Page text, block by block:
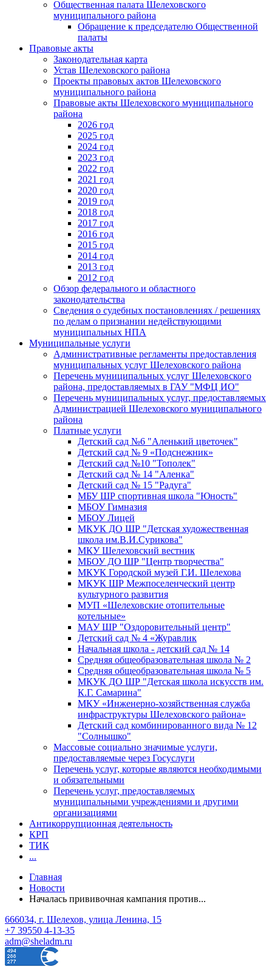
Общественная палата Шелеховского
муниципального района
Обращение к председателю Общественной
палаты
Правовые акты
Законодательная карта
Устав Шелеховского района
Проекты правовых актов Шелеховского
муниципального района
Правовые акты Шелеховского муниципального
района
2026 год
2025 год
2024 год
2023 год
2022 год
2021 год
2020 год
2019 год
2018 год
2017 год
2016 год
2015 год
2014 год
2013 год
2012 год
Обзор федерального и областного
законодательства
Сведения о судебных постановлениях / решениях
по делам о признании недействующими
муниципальных НПА
Муниципальные услуги
Административные регламенты предоставления
муниципальных услуг Шелеховского района
Перечень муниципальных услуг Шелеховского
района, предоставляемых в ГАУ "МФЦ ИО"
Перечень муниципальных услуг, предоставляемых
Администрацией Шелеховского муниципального
района
Платные услуги
Детский сад №6 "Аленький цветочек"
Детский сад № 9 «Подснежник»
Детский сад №10 "Тополек"
Детский сад № 14 "Аленка"
Детский сад № 15 "Радуга"
МБУ ШР спортивная школа "Юность"
МБОУ Гимназия
МБОУ Лицей
МКУК ДО ШР "Детская художественная
школа им.В.И.Сурикова"
МКУ Шелеховский вестник
МБОУ ДО ШР "Центр творчества"
МКУК Городской музей Г.И. Шелехова
МКУК ШР Межпоселенческий центр
культурного развития
МУП «Шелеховские отопительные
котельные»
МАУ ШР "Оздоровительный центр"
Детский сад № 4 «Журавлик
Начальная школа - детский сад № 14
Средняя общеобразовательная школа № 2
Средняя общеобразовательная школа № 5
МКУК ДО ШР "Детская школа искусств им.
К.Г. Самарина"
МКУ «Инженерно-хозяйственная служба
инфраструктуры Шелеховского района»
Детский сад комбинированного вида № 12
"Солнышко"
Массовые социально значимые услуги,
предоставляемые через Госуслуги
Перечень услуг, которые являются необходимыми
и обязательными
Перечень услуг, предоставляемых
муниципальными учреждениями и другими
организациями
Антикоррупционная деятельность
КРП
ТИК
...
Главная
Новости
Началась прививочная кампания против...
666034, г. Шелехов, улица Ленина, 15
+7 39550 4-13-35
adm@sheladm.ru